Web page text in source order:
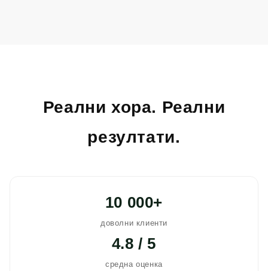
Реални хора. Реални
резултати.
10 000+
доволни клиенти
4.8 / 5
средна оценка